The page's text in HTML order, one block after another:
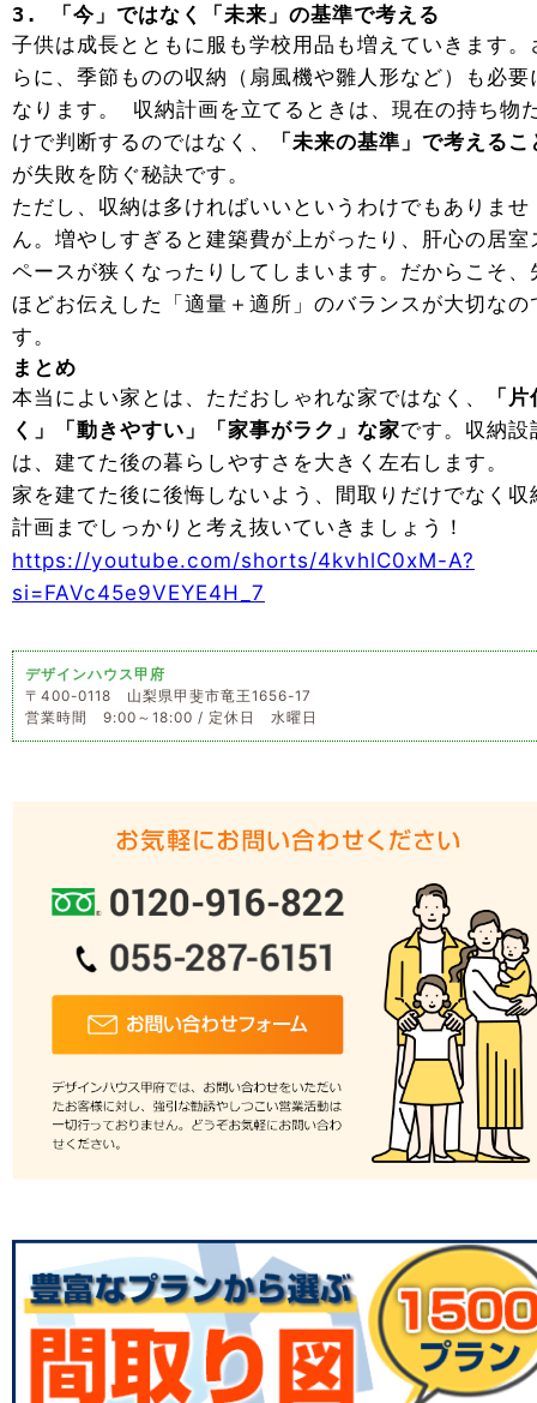
3. 「今」ではなく「未来」の基準で考える
子供は成長とともに服も学校用品も増えていきます。
らに、季節ものの収納（扇風機や雛人形など）も必要
なります。 収納計画を立てるときは、現在の持ち物
けで判断するのではなく、
「未来の基準」で考えるこ
が失敗を防ぐ秘訣です。
ただし、収納は多ければいいというわけでもありませ
ん。増やしすぎると建築費が上がったり、肝心の居室
ペースが狭くなったりしてしまいます。だからこそ、
ほどお伝えした「適量＋適所」のバランスが大切なの
す。
まとめ
本当によい家とは、ただおしゃれな家ではなく、
「
く」「動きやすい」「家事がラク」な家です。収納設
は、建てた後の暮らしやすさを大きく左右します。
家を建てた後に後悔しないよう、間取りだけでなく収
計画までしっかりと考え抜いていきましょう！
https://youtube.com/shorts/4kvhlC0xM-A?
si=FAVc45e9VEYE4H_7
デザインハウス甲府
〒400-0118 山梨県甲斐市竜王1656-17
営業時間 9:00～18:00 / 定休日 水曜日